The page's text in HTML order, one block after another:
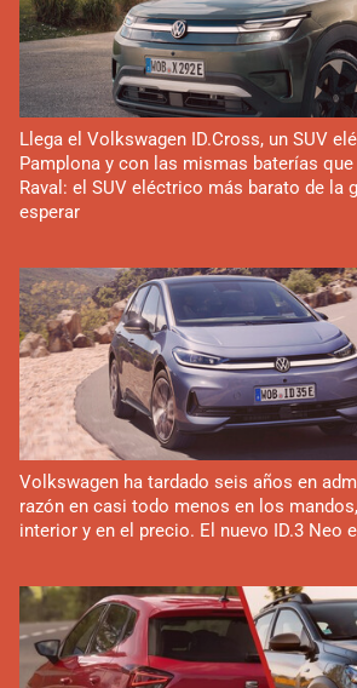
Llega el Volkswagen ID.Cross, un SUV
Pamplona y con las mismas baterías que
Raval: el SUV eléctrico más barato de la
esperar
Volkswagen ha tardado seis años en
razón en casi todo menos en los
interior y en el precio. El nuevo ID.3 Neo